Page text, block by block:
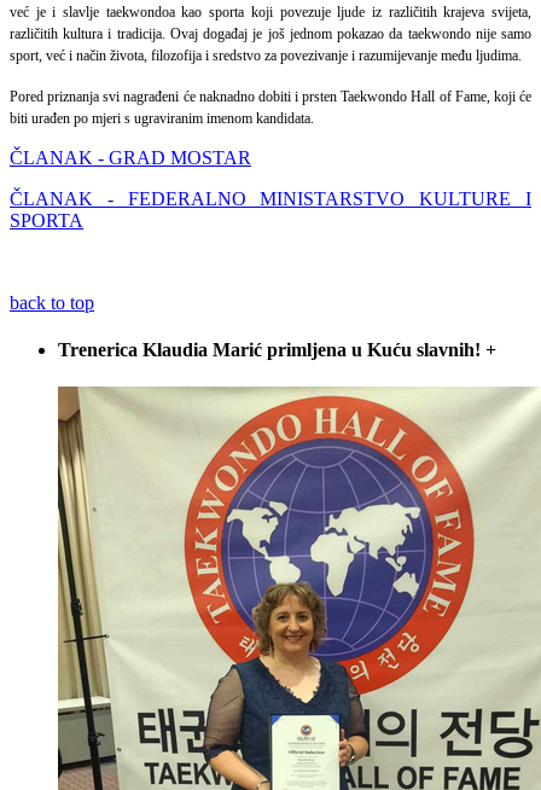
već je i slavlje taekwondoa kao sporta koji povezuje ljude iz različitih krajeva svijeta,
različitih kultura i tradicija. Ovaj događaj je još jednom pokazao da taekwondo nije samo
sport, već i način života, filozofija i sredstvo za povezivanje i razumijevanje među ljudima.
Pored priznanja svi nagrađeni će naknadno dobiti i prsten Taekwondo Hall of Fame, koji će
biti urađen po mjeri s ugraviranim imenom kandidata.
ČLANAK - GRAD MOSTAR
ČLANAK - FEDERALNO MINISTARSTVO KULTURE I
SPORTA
back to top
Trenerica Klaudia Marić primljena u Kuću slavnih! +